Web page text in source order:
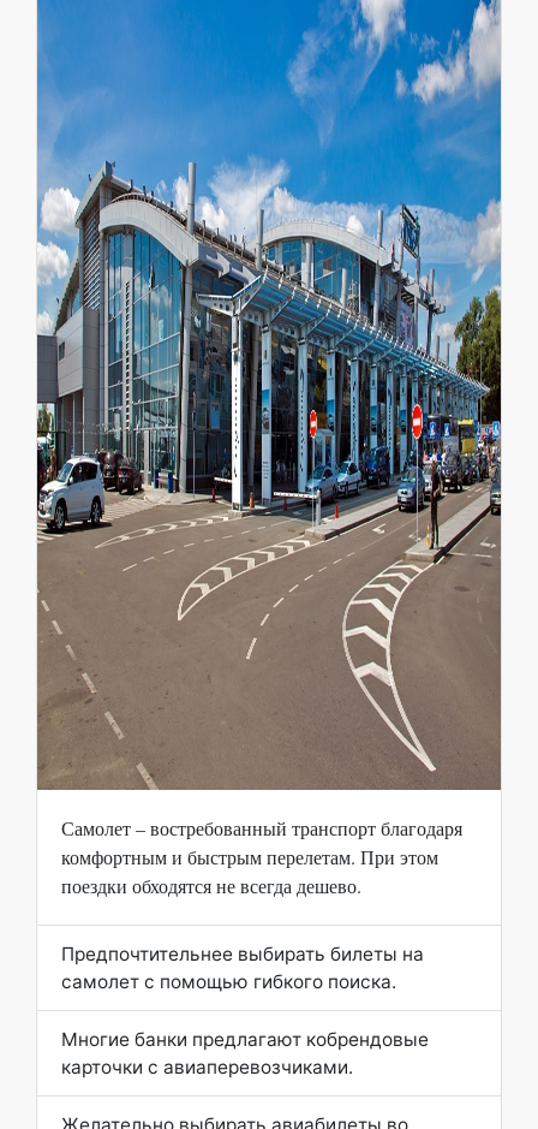
Самолет – востребованный транспорт благодаря
комфортным и быстрым перелетам. При этом
поездки обходятся не всегда дешево.
Предпочтительнее выбирать билеты на
самолет с помощью гибкого поиска.
Многие банки предлагают кобрендовые
карточки с авиаперевозчиками.